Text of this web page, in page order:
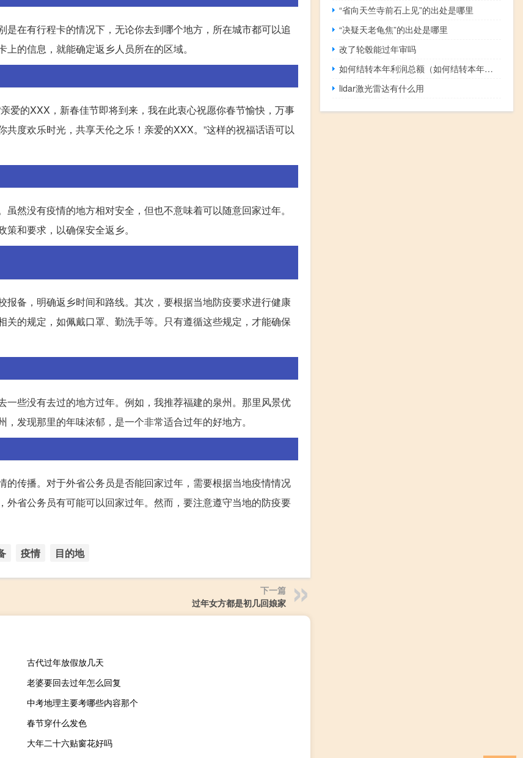
在有行程卡的情况下，无论你去到哪个地方，所在城市都可以追
的信息，就能确定返乡人员所在的区域。
爱的XXX，新春佳节即将到来，我在此衷心祝愿你春节愉快，万事
度欢乐时光，共享天伦之乐！亲爱的XXX。”这样的祝福话语可以
然没有疫情的地方相对安全，但也不意味着可以随意回家过年。
和要求，以确保安全返乡。
备，明确返乡时间和路线。其次，要根据当地防疫要求进行健康
的规定，如佩戴口罩、勤洗手等。只有遵循这些规定，才能确保
些没有去过的地方过年。例如，我推荐福建的泉州。那里风景优
发现那里的年味浓郁，是一个非常适合过年的好地方。
传播。对于外省公务员是否能回家过年，需要根据当地疫情情况
省公务员有可能可以回家过年。然而，要注意遵守当地的防疫要
疫情 目的地
下一篇
过年女方都是初几回娘家
古代过年放假放几天
老婆要回去过年怎么回复
中考地理主要考哪些内容那个
春节穿什么发色
大年二十六贴窗花好吗
“省向天竺寺前石上见”的出处是哪里
“决疑天老龟焦”的出处是哪里
改了轮毂能过年审吗
如何结转本年利润总额（如何结转本年利润）
lidar激光雷达有什么用